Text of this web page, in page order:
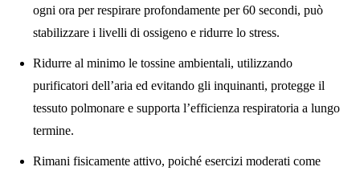
ogni ora per respirare profondamente per 60 secondi, può
stabilizzare i livelli di ossigeno e ridurre lo stress.
Ridurre al minimo le tossine ambientali, utilizzando
purificatori dell’aria ed evitando gli inquinanti, protegge il
tessuto polmonare e supporta l’efficienza respiratoria a lungo
termine.
Rimani fisicamente attivo, poiché esercizi moderati come